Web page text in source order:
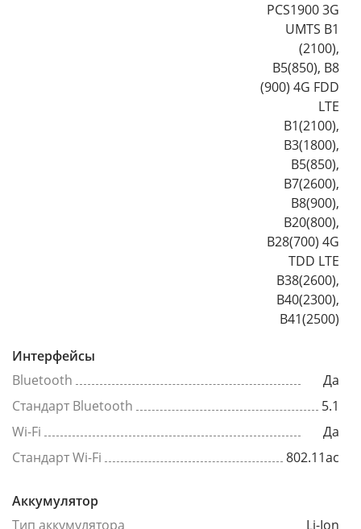
PCS1900 3G
UMTS B1
(2100),
B5(850), B8
(900) 4G FDD
LTE
B1(2100),
B3(1800),
B5(850),
B7(2600),
B8(900),
B20(800),
B28(700) 4G
TDD LTE
B38(2600),
B40(2300),
B41(2500)
Интерфейсы
Bluetooth
Да
Стандарт Bluetooth
5.1
Wi-Fi
Да
Стандарт Wi-Fi
802.11ac
Аккумулятор
Тип аккумулятора
Li-Ion